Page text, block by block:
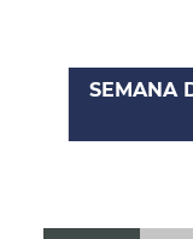
SEMANA